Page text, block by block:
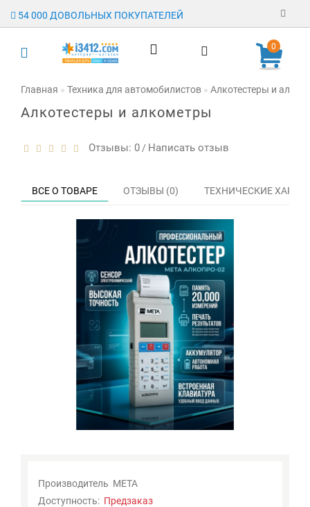
54 000 ДОВОЛЬНЫХ ПОКУПАТЕЛЕЙ
Регистрация
закладки
Сравнение
0
Главная Техника для автомобилистов Алкотестеры и
Алкотестеры и алкометры
Отзывы: 0 / Написать отзыв
ВСЕ О ТОВАРЕ ОТЗЫВЫ (0) ТЕХНИЧЕСКИЕ
Производитель МЕТА
Доступность: Предзаказ